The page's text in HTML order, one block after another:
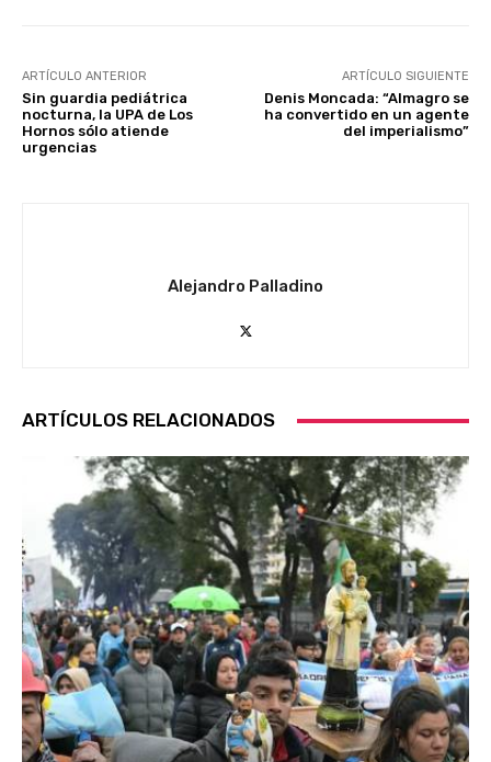
ARTÍCULO ANTERIOR
Sin guardia pediátrica
nocturna, la UPA de Los
Hornos sólo atiende
urgencias
ARTÍCULO SIGUIENTE
Denis Moncada: “Almagro se
ha convertido en un agente
del imperialismo”
Alejandro Palladino
ARTÍCULOS RELACIONADOS